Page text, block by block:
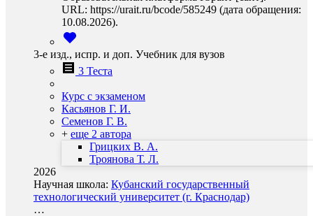
URL: https://urait.ru/bcode/585249 (дата обращения:
10.08.2026).
3-е изд., испр. и доп. Учебник для вузов
3 Теста
Курс с экзаменом
Касьянов Г. И.
Семенов Г. В.
+ еще 2 автора
Грицких В. А.
Троянова Т. Л.
2026
Научная школа: Кубанский государственный
технологический университет (г. Краснодар)
…